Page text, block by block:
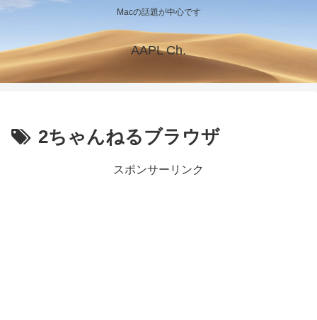
Macの話題が中心です
AAPL Ch.
2ちゃんねるブラウザ
スポンサーリンク